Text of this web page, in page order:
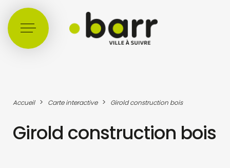
Accueil > Carte interactive > Girold construction bois
Girold construction bois